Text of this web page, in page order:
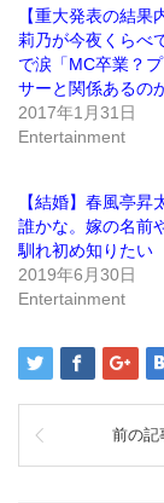
(新
し
い
ウ
ィ
ン
ド
ウ
で
開
ッ
ク
し
て
く
だ
さ
い
(新
し
ン
ド
ウ
で
開
き
ま
す)
【重大発表の結果
莉乃が今夜くらべ
で涙「MC卒業？
サーと関係あるの
2017年1月31日
Entertainment
【結婚】春風亭昇
誰かな。嫁の名前
馴れ初め知りたい
2019年6月30日
Entertainment
前の記